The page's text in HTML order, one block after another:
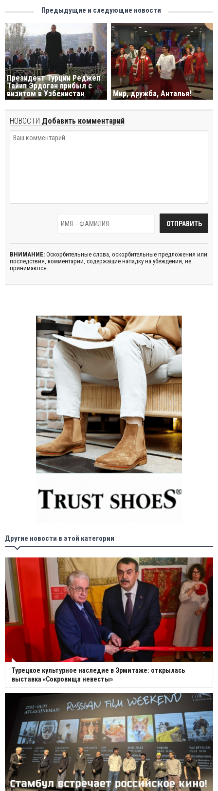
Предыдущие и следующие новости
Президент Турции Реджеп
Тайип Эрдоган прибыл с
визитом в Узбекистан
Мир, дружба, Анталья!
НОВОСТИ Добавить комментарий
ВНИМАНИЕ: Оскорбительные слова, оскорбительные предложения или
последствия, комментарии, содержащие нападку на убеждения, не
принимаются.
Другие новости в этой категории
Турецкое культурное наследие в Эрмитаже: открылась
выставка «Сокровища невесты»